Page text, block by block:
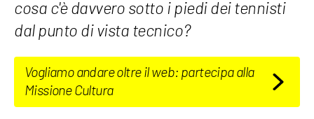
cosa c'è davvero sotto i piedi dei tennisti
dal punto di vista tecnico?
Vogliamo andare oltre il web: partecipa alla
Missione Cultura